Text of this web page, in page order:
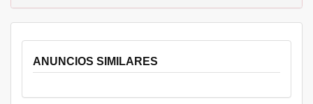
ANUNCIOS SIMILARES